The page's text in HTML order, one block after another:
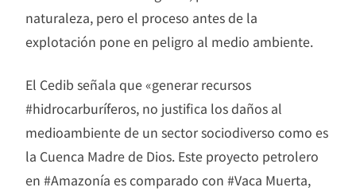
naturaleza, pero el proceso antes de la
explotación pone en peligro al medio ambiente.
El Cedib señala que «generar recursos
#hidrocarburíferos, no justifica los daños al
medioambiente de un sector sociodiverso como es
la Cuenca Madre de Dios. Este proyecto petrolero
en #Amazonía es comparado con #Vaca Muerta,